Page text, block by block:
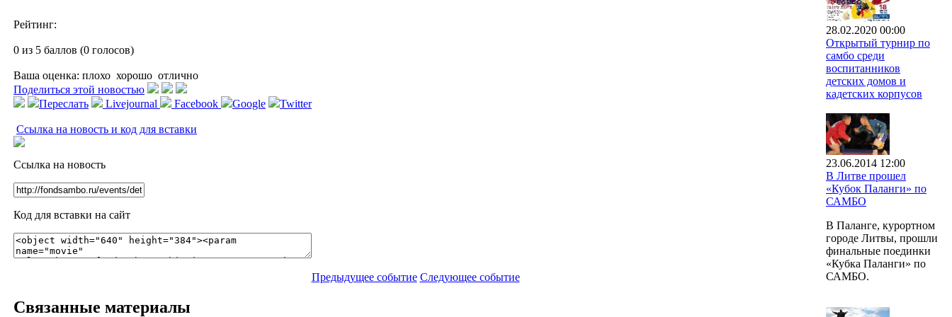
Рейтинг:
0 из 5 баллов (0 голосов)
Ваша оценка: плохо хорошо отлично
Поделиться этой новостью
Переслать
Livejournal Facebook Google Twitter
Ссылка на новость и код для вставки
Ссылка на новость
Код для вставки на сайт
Предыдущее событие Следующее событие
Связанные материалы
28.02.2020 00:00
Открытый турнир по
самбо среди
воспитанников
детских домов и
кадетских корпусов
23.06.2014 12:00
В Литве прошел
«Кубок Паланги» по
САМБО
В Паланге, курортном
городе Литвы, прошли
финальные поединки
«Кубка Паланги» по
САМБО.